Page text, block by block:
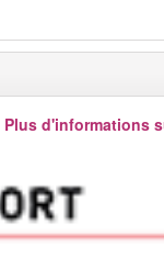
Plus d'informations